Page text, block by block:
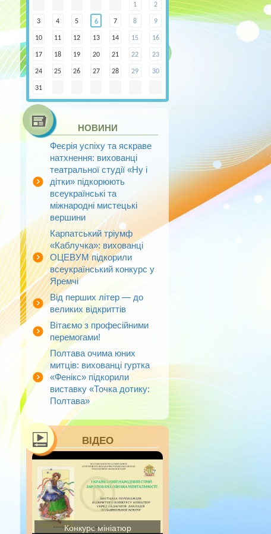
1
2
3 4 5 6 7 8 9
10 11 12 13 14 15 16
17 18 19 20 21 22 23
24 25 26 27 28 29 30
31
НОВИНИ
Феєрія успіху та яскраве
натхнення: вихованці
театральної студії «Ну і
дітки» підкорюють
всеукраїнські та
міжнародні мистецькі
вершини
Карпатський тріумф
«Каблучка»: вихованці
ОЦЕВУМ підкорили
всеукраїнський конкурс у
Яремчі
Від перших літер — до
великих відкриттів
Вітаємо з професійними
перемогами!
Полтава очима юних
митців: вихованці гуртка
«Фенікс» підкорили
виставку «Точка дотику:
Полтава»
ВІДЕО
Конкурс мініатюр